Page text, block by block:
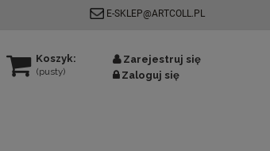
Zarejestruj się
Zaloguj się
Koszyk:
(pusty)
E-SKLEP@ARTCOLL.PL